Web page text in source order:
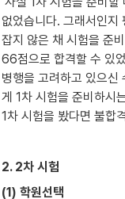
없었습니다. 그래서인지
잡지 않은 채 시험을 준
66점으로 합격할 수 있
병행을 고려하고 있으신
게 1차 시험을 준비하시
1차 시험을 봤다면 불합
2. 2차 시험
(1) 학원선택